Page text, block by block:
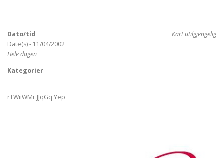
OM GRANLI INFO
Kart utilgjengelig
Dato/tid
Date(s) - 11/04/2002
Hele dagen
Kategorier
rTWiiWMr JJqGq Yep